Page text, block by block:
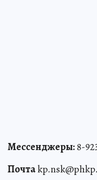
Мессенджеры:8-